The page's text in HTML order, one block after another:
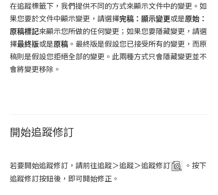
在追蹤標籤下，我們提供不同的方式來顯示文件中的變更。如
果您要於文件中顯示變更，請選擇完稿：顯示變更或是原始：
原稿標記來顯示您所做的任何變更；如果您要隱藏變更，請選
擇最終版或是原稿 。最終版是假設您已接受所有的變更，而原
稿則是假設您拒絕全部的變更。此兩種方式只會隱藏變更並不
會將變更移除。
開始追蹤修訂
若要開始追蹤修訂，請前往追蹤＞追蹤＞追蹤修訂
。按下
追蹤修訂按鈕後，即可開始修正。